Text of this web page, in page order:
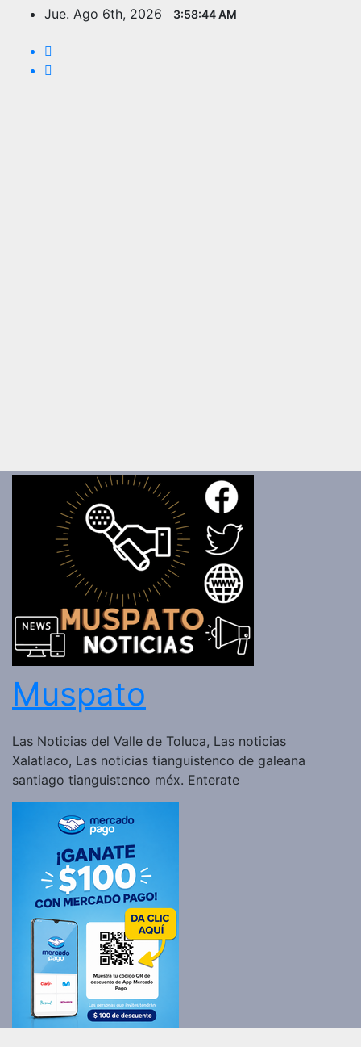
Saltar
contenido
Jue. Ago 6th, 2026 3:58:45 AM
Muspato
Las Noticias del Valle de Toluca, Las noticias
Xalatlaco, Las noticias tianguistenco de galeana
santiago tianguistenco méx. Enterate